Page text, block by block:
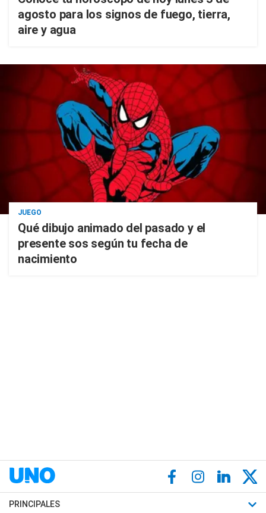
agosto para los signos de fuego, tierra,
aire y agua
JUEGO
Qué dibujo animado del pasado y el
presente sos según tu fecha de
nacimiento
PRINCIPALES